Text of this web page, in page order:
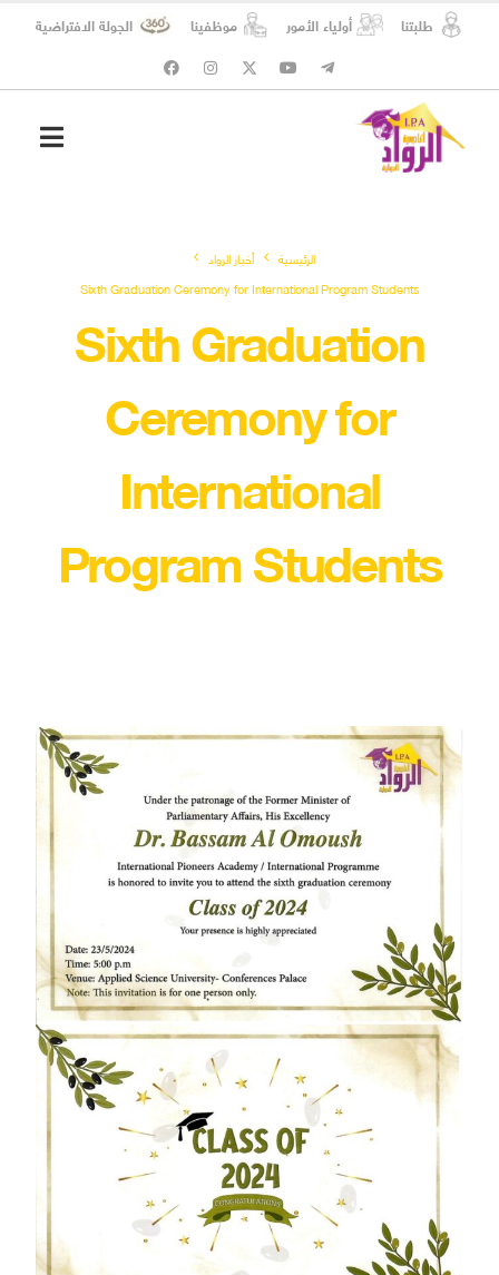
طلبتنا أولياء الأمور موظفينا الجولة الافتراضية
الرئيسية
أخبار الرواد
Sixth Graduation Ceremony for International Program Students
Sixth Graduation
Ceremony for
International
Program Students